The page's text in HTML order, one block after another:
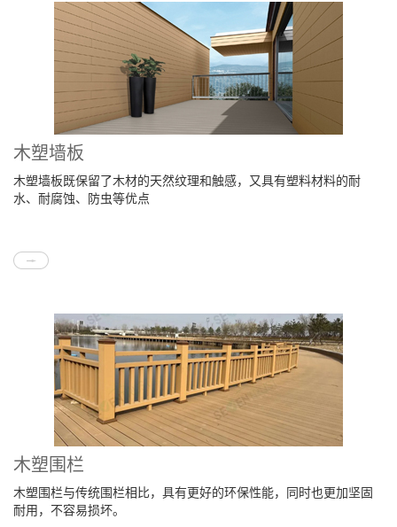
木塑墙板
木塑墙板既保留了木材的天然纹理和触感，又具有塑料材料的耐
水、耐腐蚀、防虫等优点
木塑围栏
木塑围栏与传统围栏相比，具有更好的环保性能，同时也更加坚固
耐用，不容易损坏。